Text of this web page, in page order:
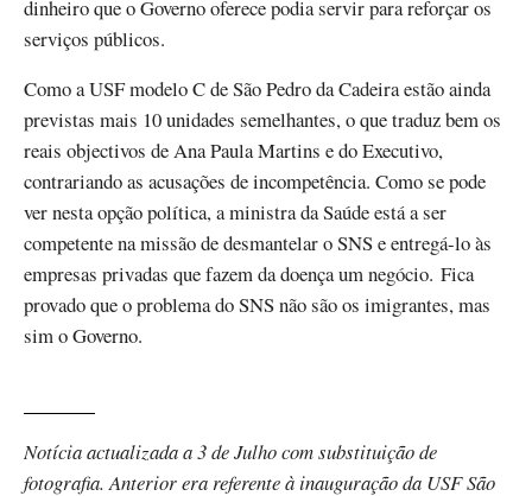
dinheiro que o Governo oferece podia servir para reforçar os
serviços públicos.
Como a USF modelo C de São Pedro da Cadeira estão ainda
previstas mais 10 unidades semelhantes, o que traduz bem os
reais objectivos de Ana Paula Martins e do Executivo,
contrariando as acusações de incompetência. Como se pode
ver nesta opção política, a ministra da Saúde está a ser
competente na missão de desmantelar o SNS e entregá-lo às
empresas privadas que fazem da doença um negócio. Fica
provado que o problema do SNS não são os imigrantes, mas
sim o Governo.
Notícia actualizada a 3 de Julho com substituição de
fotografia. Anterior era referente à inauguração da USF São